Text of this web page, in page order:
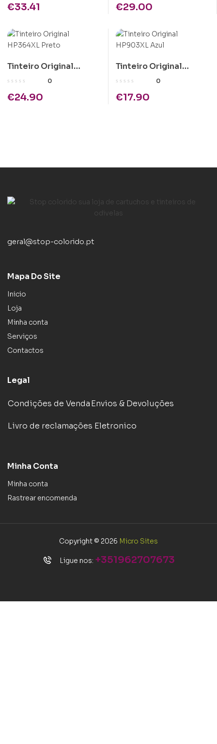
€33.41 €29.00
Tinteiro Original
HP364XL Preto
0
€24.90
Tinteiro Original
HP903XL Azul
0
€17.90
geral@stop-colorido.pt
Mapa Do Site
Inicio
Loja
Minha conta
Serviços
Contactos
Legal
Condições de VendaEnvios & Devoluções
Livro de reclamações Eletronico
Minha Conta
Minha conta
Rastrear encomenda
Copyright © 2026 Micro Sites
Ligue nos: +351962707673